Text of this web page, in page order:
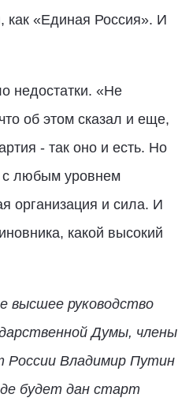
как «Единая Россия». И
недостатки. «Не
об этом сказал и еще,
- так оно и есть. Но
с любым уровнем
организация и сила. И
какой высокий
высшее руководство
Думы, члены
России Владимир Путин
будет дан старт